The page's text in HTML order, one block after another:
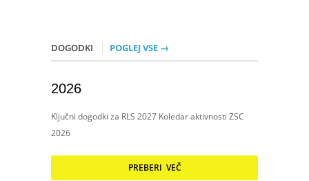
DOGODKI POGLEJ VSE →
2026
Ključni dogodki za RLS 2027 Koledar aktivnosti ZSC
2026
PREBERI VEČ